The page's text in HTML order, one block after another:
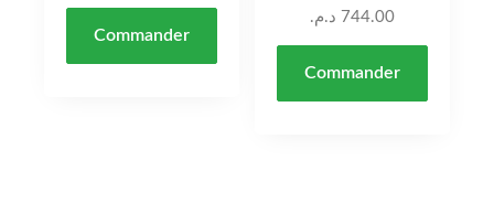
Commander
744.00 د.م.
Commander